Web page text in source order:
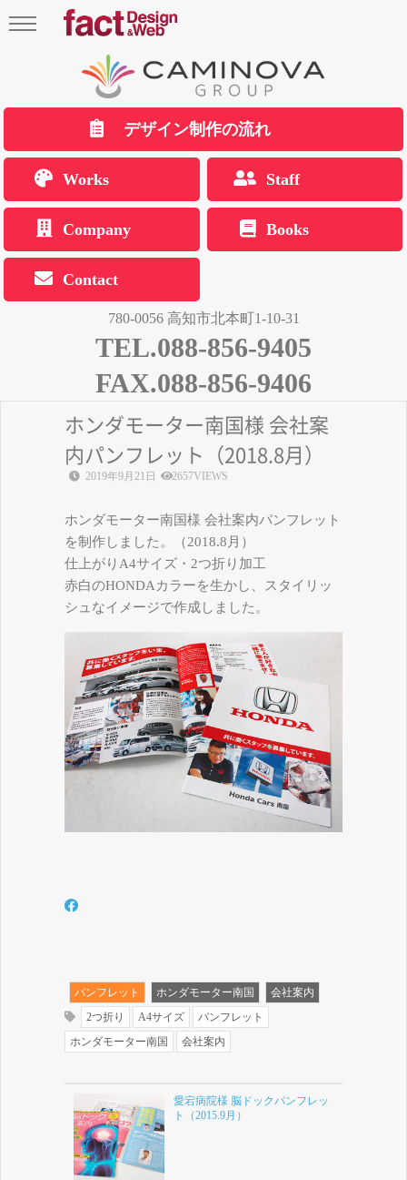
デザイン制作の流れ
Works Staff
Company Books
Contact
780-0056 高知市北本町1-10-31
TEL.088-856-9405
FAX.088-856-9406
ホンダモーター南国様 会社案
内パンフレット（2018.8月）
2019年9月21日 2657VIEWS
ホンダモーター南国様 会社案内パンフレット
を制作しました。（2018.8月）
仕上がりA4サイズ・2つ折り加工
赤白のHONDAカラーを生かし、スタイリッ
シュなイメージで作成しました。
パンフレット ホンダモーター南国
会社案内
2つ折り
A4サイズ
パンフレット
ホンダモーター南国
会社案内
愛宕病院様 脳ドックパンフレッ
ト（2015.9月）